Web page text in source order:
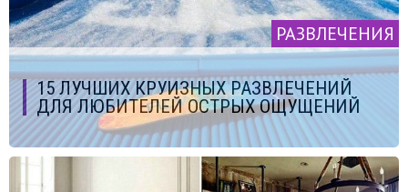
РАЗВЛЕЧЕНИЯ
15 ЛУЧШИХ КРУИЗНЫХ РАЗВЛЕЧЕНИЙ
ДЛЯ ЛЮБИТЕЛЕЙ ОСТРЫХ ОЩУЩЕНИЙ